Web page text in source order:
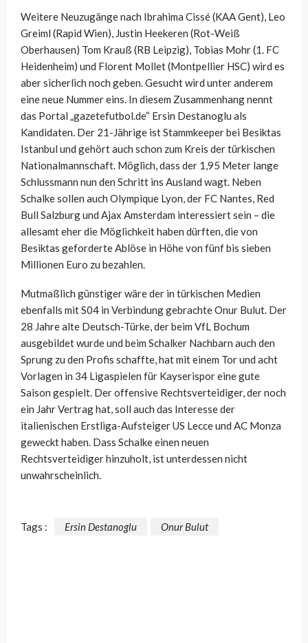
Weitere Neuzugänge nach Ibrahima Cissé (KAA Gent), Leo
Greiml (Rapid Wien), Justin Heekeren (Rot-Weiß
Oberhausen) Tom Krauß (RB Leipzig), Tobias Mohr (1. FC
Heidenheim) und Florent Mollet (Montpellier HSC) wird es
aber sicherlich noch geben. Gesucht wird unter anderem
eine neue Nummer eins. In diesem Zusammenhang nennt
das Portal „gazetefutbol.de“ Ersin Destanoglu als
Kandidaten. Der 21-Jährige ist Stammkeeper bei Besiktas
Istanbul und gehört auch schon zum Kreis der türkischen
Nationalmannschaft. Möglich, dass der 1,95 Meter lange
Schlussmann nun den Schritt ins Ausland wagt. Neben
Schalke sollen auch Olympique Lyon, der FC Nantes, Red
Bull Salzburg und Ajax Amsterdam interessiert sein – die
allesamt eher die Möglichkeit haben dürften, die von
Besiktas geforderte Ablöse in Höhe von fünf bis sieben
Millionen Euro zu bezahlen.
Mutmaßlich günstiger wäre der in türkischen Medien
ebenfalls mit S04 in Verbindung gebrachte Onur Bulut. Der
28 Jahre alte Deutsch-Türke, der beim VfL Bochum
ausgebildet wurde und beim Schalker Nachbarn auch den
Sprung zu den Profis schaffte, hat mit einem Tor und acht
Vorlagen in 34 Ligaspielen für Kayserispor eine gute
Saison gespielt. Der offensive Rechtsverteidiger, der noch
ein Jahr Vertrag hat, soll auch das Interesse der
italienischen Erstliga-Aufsteiger US Lecce und AC Monza
geweckt haben. Dass Schalke einen neuen
Rechtsverteidiger hinzuholt, ist unterdessen nicht
unwahrscheinlich.
Tags : Ersin Destanoglu Onur Bulut